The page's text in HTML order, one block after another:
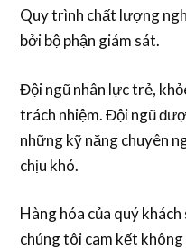
Quy trình chất lượng
bởi bộ phận giám sát.
Đội ngũ nhân lực trẻ,
trách nhiệm. Đội ngũ
những kỹ năng chuyên
chịu khó.
Hàng hóa của quý
chúng tôi cam kết